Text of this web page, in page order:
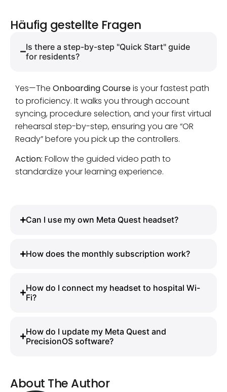
Häufig gestellte Fragen
Is there a step-by-step "Quick Start" guide
for residents?
Yes—The Onboarding Courseis your fastest path
to proficiency. It walks you through account
syncing, procedure selection, and your first virtual
rehearsal step-by-step, ensuring you are “OR
Ready” before you pick up the controllers.
Action: Follow the guided video path to
standardize your learning experience.
Can I use my own Meta Quest headset?
How does the monthly subscription work?
How do I connect my headset to hospital Wi-
Fi?
How do I update my Meta Quest and
PrecisionOS software?
About The Author